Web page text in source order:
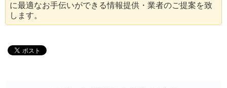
に最適なお手伝いができる情報提供・業者のご提案を致
します。